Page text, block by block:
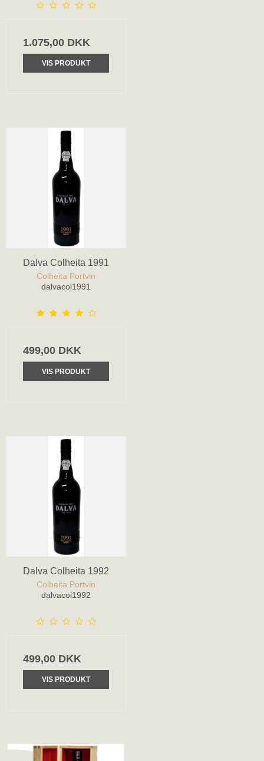
1.075,00 DKK
VIS PRODUKT
Dalva Colheita 1991
Colheita Portvin
dalvacol1991
499,00 DKK
VIS PRODUKT
Dalva Colheita 1992
Colheita Portvin
dalvacol1992
499,00 DKK
VIS PRODUKT